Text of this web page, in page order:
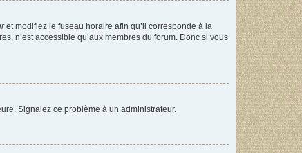
et modifiez le fuseau horaire afin qu’il corresponde à la
n’est accessible qu’aux membres du forum. Donc si vous
Signalez ce problème à un administrateur.